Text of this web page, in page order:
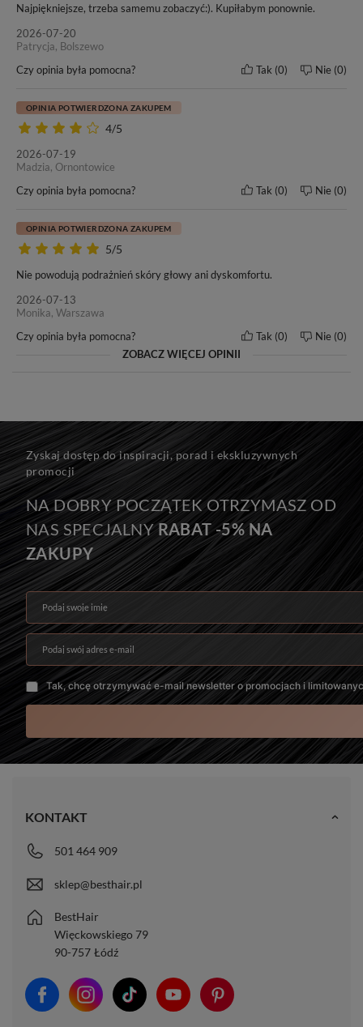
W tej ofercie kupujesz włosy o
Naszym włosom zaufało wielu klientów oraz salonów
fryzjerskich w kraju i poza granicami Polski. Od wielu lat
satysfakcja” . Przekonaj się i Ty o doskonałej jakości włosów
Do każdego zakupu dołączamy ulotkę dotyczącą zasad
pielęgnacji i użytkowania włosów marki BestHair.
Najpiękniejsze, trzeba samemu zobaczyć:). Kupiłabym ponownie.
2026-07-20
Patrycja, Bolszewo
Czy opinia była pomocna?
Tak 0 Nie 0
4/5
OPINIA POTWIERDZONA ZAKUPEM
2026-07-19
Madzia, Ornontowice
Czy opinia była pomocna?
Tak 0 Nie 0
5/5
OPINIA POTWIERDZONA ZAKUPEM
Nie powodują podrażnień skóry głowy ani dyskomfortu.
2026-07-13
Monika, Warszawa
Czy opinia była pomocna?
Tak 0 Nie 0
ZOBACZ WIĘCEJ OPINII
Zyskaj dostęp do inspiracji, porad i ekskluzywnych
promocji
NA DOBRY POCZĄTEK OTRZYMASZ OD
NAS SPECJALNYRABAT -5% NA
ZAKUPY
Podaj swoje imię
Podaj swój adres e-mail
Tak, chcę otrzymywać e-mail newsletter o promocjach i
KONTAKT
501 464 909
sklep@besthair.pl
BestHair
Więckowskiego 79
90-757 Łódź